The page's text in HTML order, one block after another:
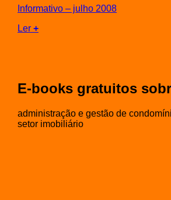
Informativo – julho 2008
Ler +
E-books gratuitos
administração e gestão de
setor imobiliário